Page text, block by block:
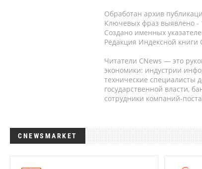
Обработан архив
Ключевых фраз выявлено -
Создано именных
Редакция Индексной книги
Читатели CNews — это
экономики: индустрии
технические специалисты
государственной власти,
сотрудники компаний-
CNEWSMARKET